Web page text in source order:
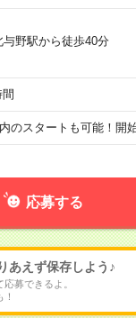
与野駅から徒歩40分
のスタートも可能！開
応募する
あえず保存しよう♪
募できるよ。